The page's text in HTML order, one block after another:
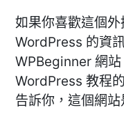
如果你喜歡這個
WordPress 的資
WPBeginner 網
WordPress 教程
告訴你，這個網